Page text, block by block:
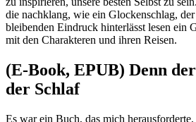
die nachklang, wie ein Glockenschlag,
bleibenden Eindruck hinterlässt lesen ein
mit den Charakteren und ihren Reisen.
(E-Book, EPUB) Denn
der Schlaf
Es war ein Buch, das mich